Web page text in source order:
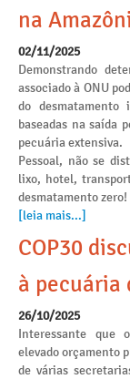
na
02/11/2025
Demonstrando
associado à ONU
do
baseadas na saída
pecuária extensiva.
Pessoal, não se
lixo, hotel,
desmatamento zero!
[leia mais...]
COP30
à pecuária
26/10/2025
Interessante que
elevado orçamento
de várias